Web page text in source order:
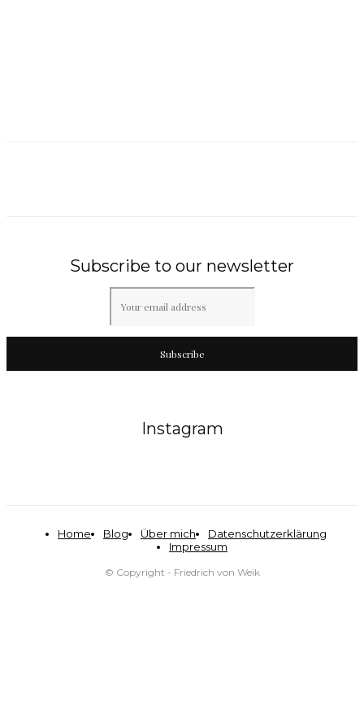
Subscribe to our newsletter
Subscribe
Instagram
Home Blog Über mich
Datenschutzerklärung
Impressum
© Copyright - Friedrich von Weik